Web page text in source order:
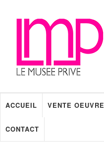
ACCUEIL VENTE
CONTACT